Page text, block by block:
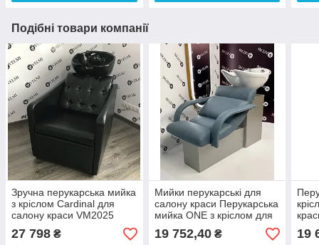
Подібні товари компанії
Зручна перукарська мийка
з кріслом Cardinal для
салону краси VM2025
27 798 ₴
Мийки перукарські для
салону краси Перукарська
мийка ONE з кріслом для
перукарень
19 752,40₴
для
19